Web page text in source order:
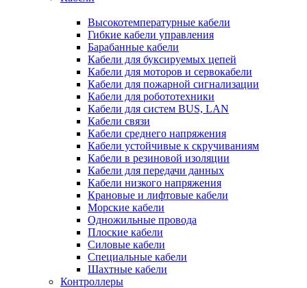
Высокотемпературные кабели
Гибкие кабели управления
Барабанные кабели
Кабели для буксируемых цепей
Кабели для моторов и сервокабели
Кабели для пожарной сигнализации
Кабели для робототехники
Кабели для систем BUS, LAN
Кабели связи
Кабели среднего напряжения
Кабели устойчивые к скручиваниям
Кабели в резиновой изоляции
Кабели для передачи данных
Кабели низкого напряжения
Крановые и лифтовые кабели
Морские кабели
Одножильные провода
Плоские кабели
Силовые кабели
Специальные кабели
Шахтные кабели
Контроллеры